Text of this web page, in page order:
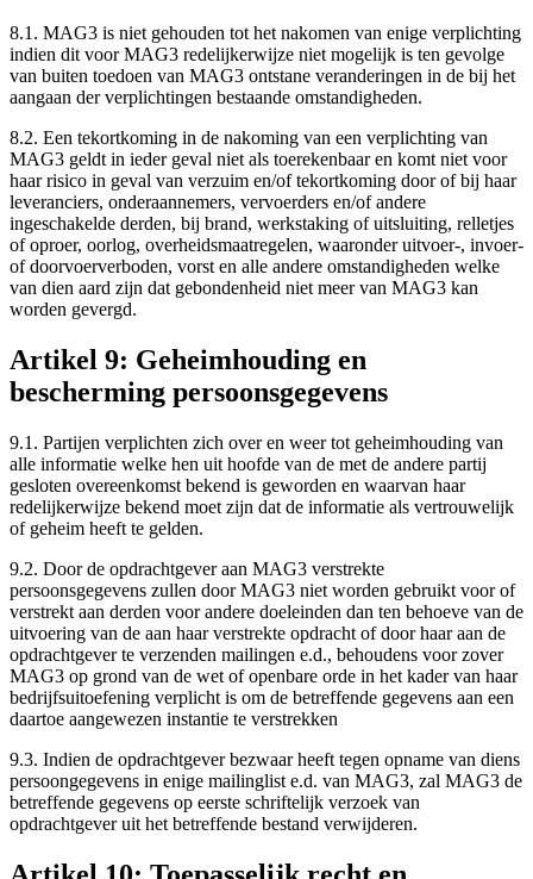
8.1. MAG3 is niet gehouden tot het nakomen van enige verplichting
indien dit voor MAG3 redelijkerwijze niet mogelijk is ten gevolge
van buiten toedoen van MAG3 ontstane veranderingen in de bij het
aangaan der verplichtingen bestaande omstandigheden.
8.2. Een tekortkoming in de nakoming van een verplichting van
MAG3 geldt in ieder geval niet als toerekenbaar en komt niet voor
haar risico in geval van verzuim en/of tekortkoming door of bij haar
leveranciers, onderaannemers, vervoerders en/of andere
ingeschakelde derden, bij brand, werkstaking of uitsluiting, relletjes
of oproer, oorlog, overheidsmaatregelen, waaronder uitvoer-, invoer-
of doorvoerverboden, vorst en alle andere omstandigheden welke
van dien aard zijn dat gebondenheid niet meer van MAG3 kan
worden gevergd.
Artikel 9: Geheimhouding en
bescherming persoonsgegevens
9.1. Partijen verplichten zich over en weer tot geheimhouding van
alle informatie welke hen uit hoofde van de met de andere partij
gesloten overeenkomst bekend is geworden en waarvan haar
redelijkerwijze bekend moet zijn dat de informatie als vertrouwelijk
of geheim heeft te gelden.
9.2. Door de opdrachtgever aan MAG3 verstrekte
persoonsgegevens zullen door MAG3 niet worden gebruikt voor of
verstrekt aan derden voor andere doeleinden dan ten behoeve van de
uitvoering van de aan haar verstrekte opdracht of door haar aan de
opdrachtgever te verzenden mailingen e.d., behoudens voor zover
MAG3 op grond van de wet of openbare orde in het kader van haar
bedrijfsuitoefening verplicht is om de betreffende gegevens aan een
daartoe aangewezen instantie te verstrekken
9.3. Indien de opdrachtgever bezwaar heeft tegen opname van diens
persoongegevens in enige mailinglist e.d. van MAG3, zal MAG3 de
betreffende gegevens op eerste schriftelijk verzoek van
opdrachtgever uit het betreffende bestand verwijderen.